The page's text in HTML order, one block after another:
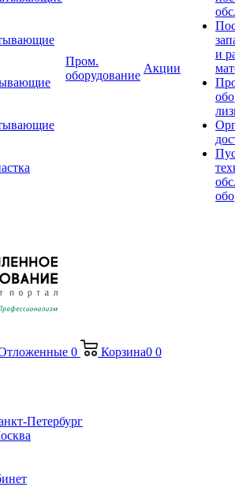
Пром.
оборудование
Акции
и
0 Корзина0 0
Петербург